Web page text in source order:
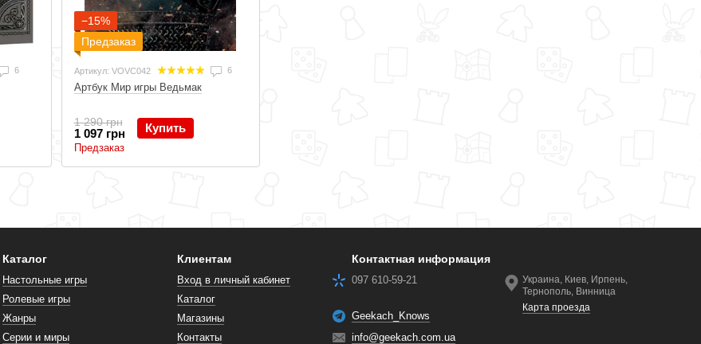
6
−15%
Предзаказ
Артикул: VOVC042 6
Артбук Мир игры Ведьмак
1 290 грн
1 097 грн Купить
Предзаказ
Каталог
Настольные игры
Ролевые игры
Жанры
Серии и миры
Клиентам
Вход в личный кабинет
Каталог
Магазины
Контакты
Контактная информация
097 610-59-21
Geekach_Knows
info@geekach.com.ua
Украина, Киев, Ирпень,
Тернополь, Винница
Карта проезда